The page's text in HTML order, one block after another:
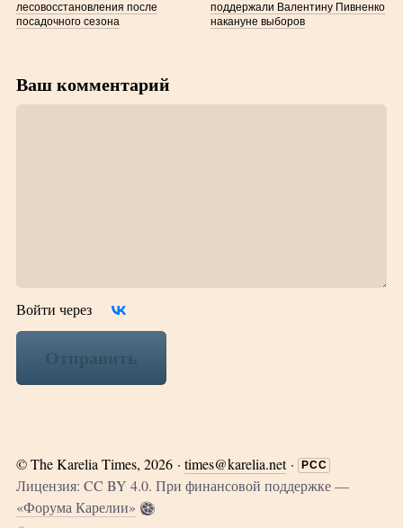
лесовосстановления после
посадочного сезона
поддержали Валентину Пивненко
накануне выборов
Ваш комментарий
Войти через
Отправить
©The Karelia Times, 2026 · times@karelia.net· РСС
Лицензия: CC BY 4.0. При финансовой поддержке —
«Форума Карелии»